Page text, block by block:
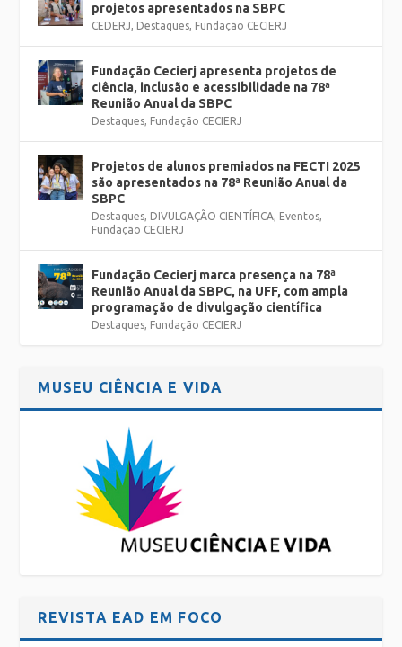
projetos apresentados na SBPC
CEDERJ, Destaques, Fundação CECIERJ
Fundação Cecierj apresenta projetos de
ciência, inclusão e acessibilidade na 78ª
Reunião Anual da SBPC
Destaques, Fundação CECIERJ
Projetos de alunos premiados na FECTI 2025
são apresentados na 78ª Reunião Anual da
SBPC
Destaques, DIVULGAÇÃO CIENTÍFICA, Eventos,
Fundação CECIERJ
Fundação Cecierj marca presença na 78ª
Reunião Anual da SBPC, na UFF, com ampla
programação de divulgação científica
Destaques, Fundação CECIERJ
MUSEU CIÊNCIA E VIDA
REVISTA EAD EM FOCO